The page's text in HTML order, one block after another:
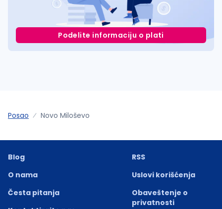
Podelite informaciju o plati
Posao Novo Miloševo
Blog
O nama
Česta pitanja
RSS
Uslovi korišćenja
Obaveštenje o
privatnosti